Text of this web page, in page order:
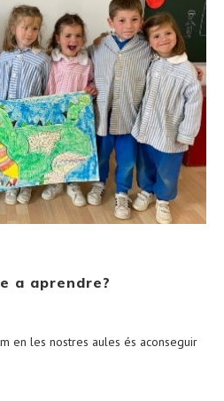
a aprendre?
en les nostres aules és aconseguir